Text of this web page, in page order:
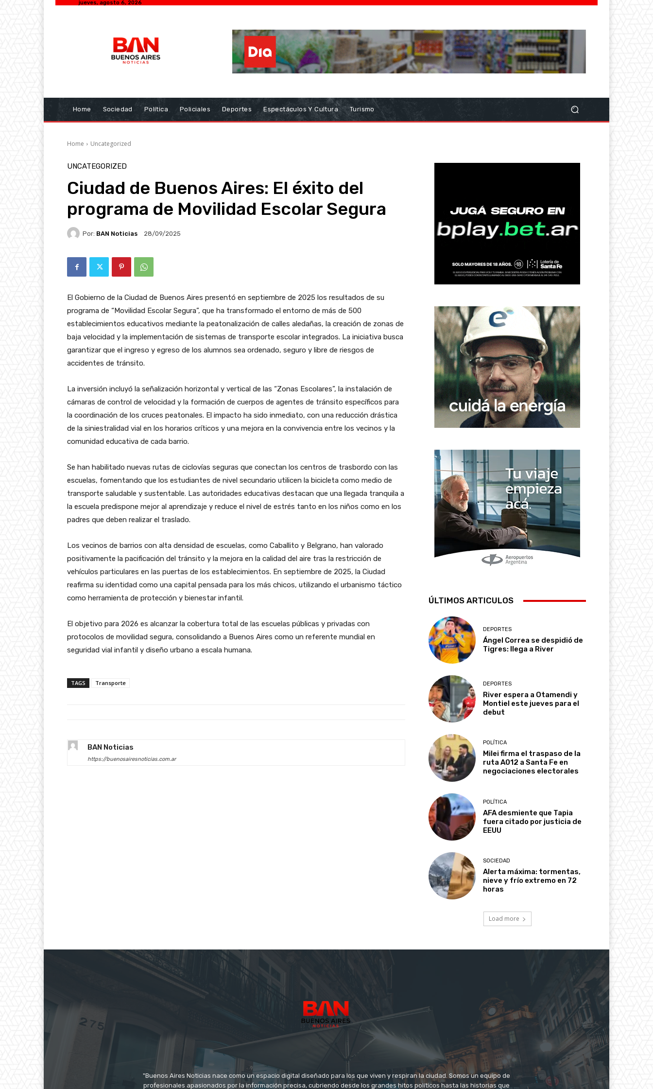
jueves, agosto 6, 2026
Home Sociedad Política Policiales Deportes Espectáculos Y Cultura Turismo
Home Uncategorized
UNCATEGORIZED
Ciudad de Buenos Aires: El éxito del
programa de Movilidad Escolar Segura
Por: BAN Noticias 28/09/2025
El Gobierno de la Ciudad de Buenos Aires presentó en septiembre de 2025 los resultados de su
programa de “Movilidad Escolar Segura”, que ha transformado el entorno de más de 500
establecimientos educativos mediante la peatonalización de calles aledañas, la creación de zonas de
baja velocidad y la implementación de sistemas de transporte escolar integrados. La iniciativa busca
garantizar que el ingreso y egreso de los alumnos sea ordenado, seguro y libre de riesgos de
accidentes de tránsito.
La inversión incluyó la señalización horizontal y vertical de las “Zonas Escolares”, la instalación de
cámaras de control de velocidad y la formación de cuerpos de agentes de tránsito específicos para
la coordinación de los cruces peatonales. El impacto ha sido inmediato, con una reducción drástica
de la siniestralidad vial en los horarios críticos y una mejora en la convivencia entre los vecinos y la
comunidad educativa de cada barrio.
Se han habilitado nuevas rutas de ciclovías seguras que conectan los centros de trasbordo con las
escuelas, fomentando que los estudiantes de nivel secundario utilicen la bicicleta como medio de
transporte saludable y sustentable. Las autoridades educativas destacan que una llegada tranquila a
la escuela predispone mejor al aprendizaje y reduce el nivel de estrés tanto en los niños como en los
padres que deben realizar el traslado.
Los vecinos de barrios con alta densidad de escuelas, como Caballito y Belgrano, han valorado
positivamente la pacificación del tránsito y la mejora en la calidad del aire tras la restricción de
vehículos particulares en las puertas de los establecimientos. En septiembre de 2025, la Ciudad
reafirma su identidad como una capital pensada para los más chicos, utilizando el urbanismo táctico
como herramienta de protección y bienestar infantil.
El objetivo para 2026 es alcanzar la cobertura total de las escuelas públicas y privadas con
protocolos de movilidad segura, consolidando a Buenos Aires como un referente mundial en
seguridad vial infantil y diseño urbano a escala humana.
TAGS Transporte
BAN Noticias
https://buenosairesnoticias.com.ar
ÚLTIMOS ARTICULOS
DEPORTES
Ángel Correa se despidió de
Tigres: llega a River
DEPORTES
River espera a Otamendi y
Montiel este jueves para el
debut
POLÍTICA
Milei firma el traspaso de la
ruta A012 a Santa Fe en
negociaciones electorales
POLÍTICA
AFA desmiente que Tapia
fuera citado por justicia de
EEUU
SOCIEDAD
Alerta máxima: tormentas,
nieve y frío extremo en 72
horas
Load more
"Buenos Aires Noticias nace como un espacio digital diseñado para los que viven y respiran la ciudad. Somos un equipo de
profesionales apasionados por la información precisa, cubriendo desde los grandes hitos políticos hasta las historias que